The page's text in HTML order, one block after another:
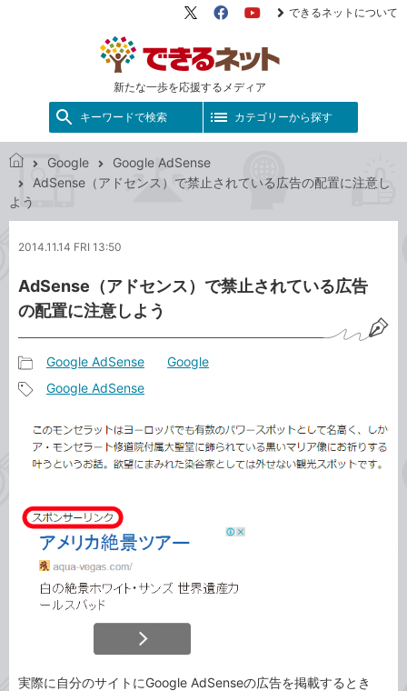
新たな一歩を応援するメディア
X（旧
FacebookYouTube
できるネットについて
キーワードで検索 カテゴリーから探す
で
き
ッ
Google
Google AdSense
AdSense（アドセンス）で禁止されている広告の配置に注意し
よう
2014.11.14 FRI 13:50
AdSense（アドセンス）で禁止されている広告
の配置に注意しよう
事
テ
ゴ
Google AdSense Google
事
タ
グ
Google AdSense
実際に自分のサイトにGoogle AdSenseの広告を掲載するとき